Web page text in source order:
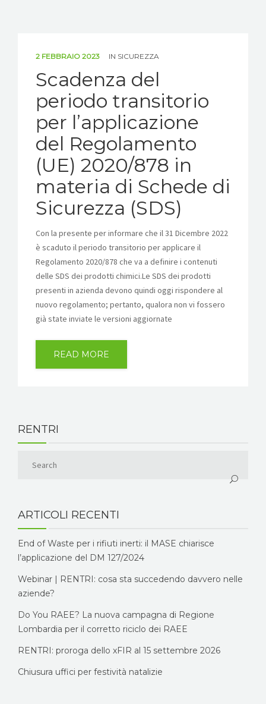
2 FEBBRAIO 2023 IN SICUREZZA
Scadenza del
periodo transitorio
per l’applicazione
del Regolamento
(UE) 2020/878 in
materia di Schede di
Sicurezza (SDS)
Con la presente per informare che il 31 Dicembre 2022
è scaduto il periodo transitorio per applicare il
Regolamento 2020/878 che va a definire i contenuti
delle SDS dei prodotti chimici.Le SDS dei prodotti
presenti in azienda devono quindi oggi rispondere al
nuovo regolamento; pertanto, qualora non vi fossero
già state inviate le versioni aggiornate
READ MORE
RENTRI
ARTICOLI RECENTI
End of Waste per i rifiuti inerti: il MASE chiarisce
l’applicazione del DM 127/2024
Webinar | RENTRI: cosa sta succedendo davvero nelle
aziende?
Do You RAEE? La nuova campagna di Regione
Lombardia per il corretto riciclo dei RAEE
RENTRI: proroga dello xFIR al 15 settembre 2026
Chiusura uffici per festività natalizie